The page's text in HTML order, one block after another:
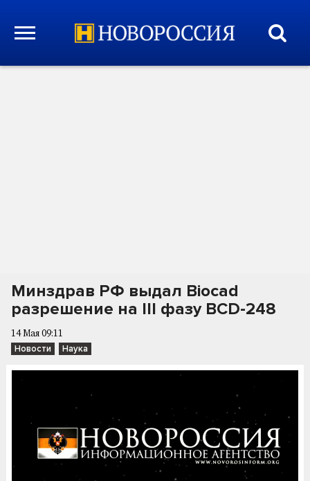
Минздрав РФ выдал Biocad
разрешение на III фазу BCD-248
14 Мая 09:11
Новости Наука